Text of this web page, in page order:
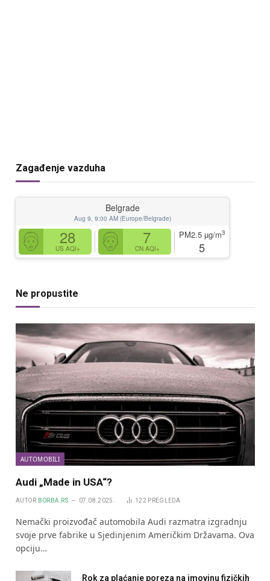
Zagađenje vazduha
Belgrade
Aug 9, 9:00 AM (Europe/Belgrade)
28
US AQI+
7
CN AQI+
PM2.5 µg/m3
5
Ne propustite
AUTOMOBILI
Audi „Made in USA“?
AUTOR BORBA.RS 07.08.2025. 122 PREGLEDA
Nemački proizvođač automobila Audi razmatra izgradnju
svoje prve fabrike u Sjedinjenim Američkim Državama. Ova
opciju…
Rok za plaćanje poreza na imovinu fizičkih